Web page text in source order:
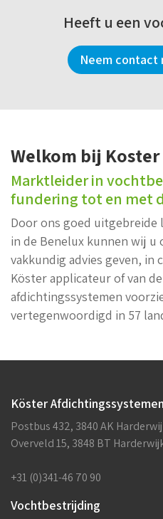
Heeft u een
Neem contact
Welkom bij Koster
Marktleider in
fundering tot en met
Door ons goed
in de Benelux kunnen wij
vakkundig advies geven, in
Köster applicateur of van
afdichtingssystemen
vertegenwoordigd in 57
Köster
Postbus 432, 3840 AK
Overveld 15, 3848 BT
+31 (0)341-46 70 90
Vochtbestrijding